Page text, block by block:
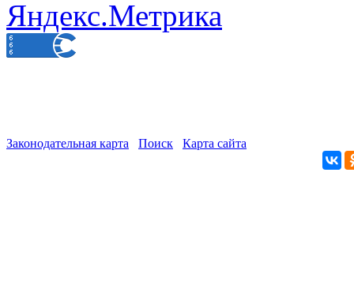
Законодательная карта Поиск Карта сайта